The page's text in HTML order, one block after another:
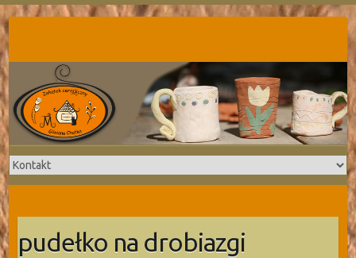
Skip
to
content
pudełko na drobiazgi